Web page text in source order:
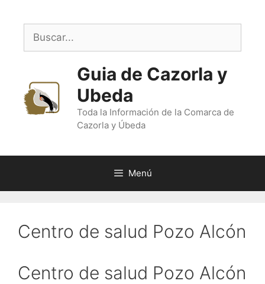
contenido
Buscar:
Guia de Cazorla y
Ubeda
Toda la Información de la Comarca de
Cazorla y Úbeda
Menú
Centro de salud Pozo Alcón
Centro de salud Pozo Alcón